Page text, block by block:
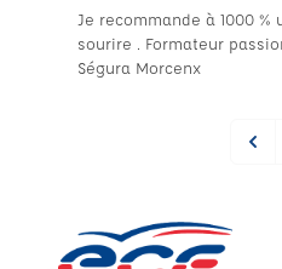
Je recommande à 1000
sourire . Formateur
Ségura Morcenx